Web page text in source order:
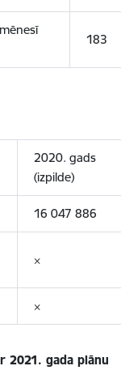
183
2020. gads
(izpilde)
16 047 886
×
×
2021. gada plānu